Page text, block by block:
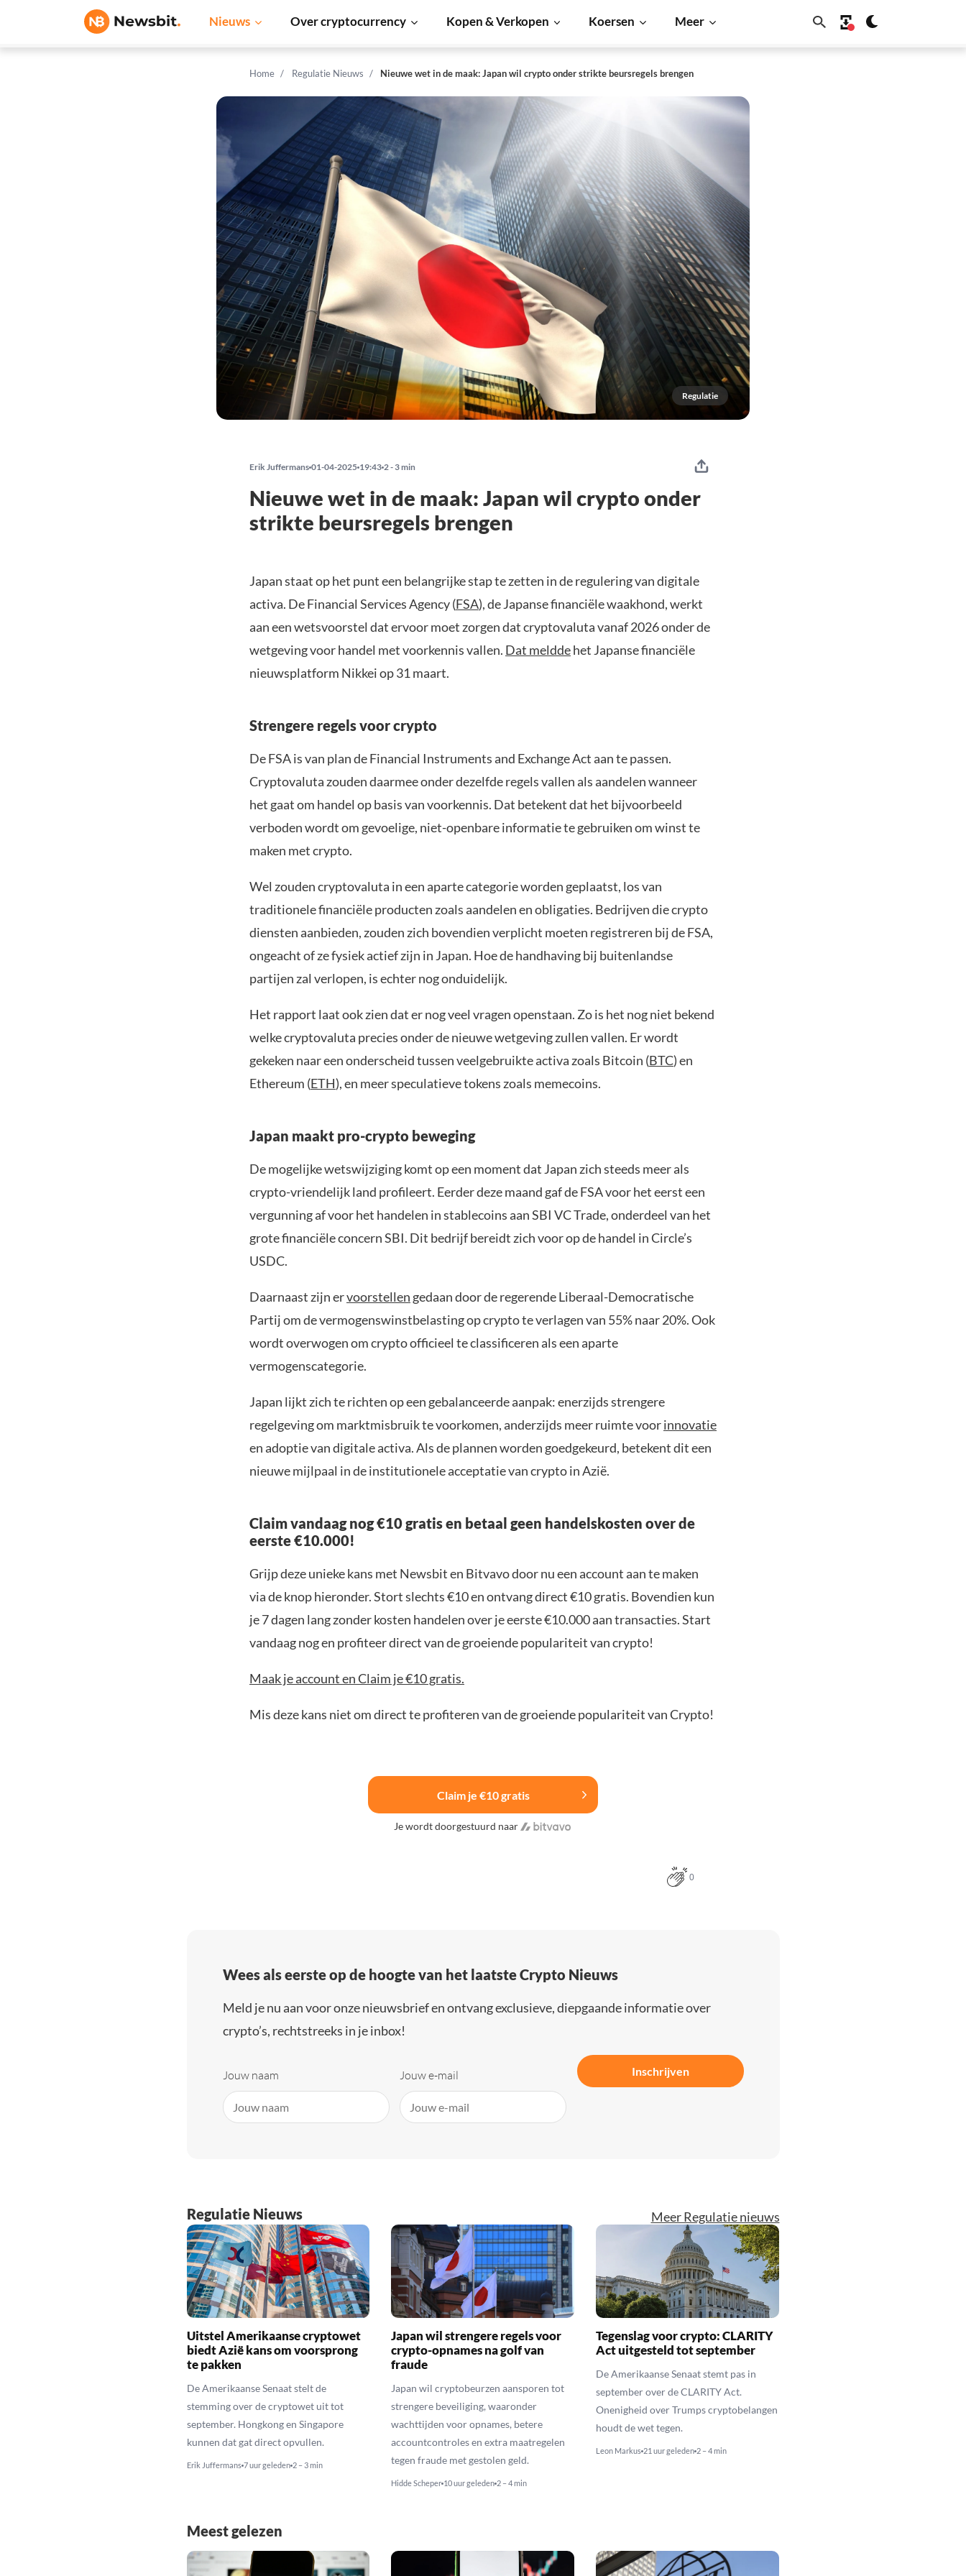
Nieuws Over cryptocurrency Kopen & Verkopen Koersen Meer
Home Regulatie Nieuws Nieuwe wet in de maak: Japan wil crypto onder strikte beursregels brengen
Regulatie
Erik Juffermans 01-04-2025 19:43 2 - 3 min
Nieuwe wet in de maak: Japan wil crypto onder
strikte beursregels brengen
Japan staat op het punt een belangrijke stap te zetten in de regulering van digitale
activa. De Financial Services Agency (FSA), de Japanse financiële waakhond, werkt
aan een wetsvoorstel dat ervoor moet zorgen dat cryptovaluta vanaf 2026 onder de
wetgeving voor handel met voorkennis vallen. Dat melddehet Japanse financiële
nieuwsplatform Nikkei op 31 maart.
Strengere regels voor crypto
De FSA is van plan de Financial Instruments and Exchange Act aan te passen.
Cryptovaluta zouden daarmee onder dezelfde regels vallen als aandelen wanneer
het gaat om handel op basis van voorkennis. Dat betekent dat het bijvoorbeeld
verboden wordt om gevoelige, niet-openbare informatie te gebruiken om winst te
maken met crypto.
Wel zouden cryptovaluta in een aparte categorie worden geplaatst, los van
traditionele financiële producten zoals aandelen en obligaties. Bedrijven die crypto
diensten aanbieden, zouden zich bovendien verplicht moeten registreren bij de FSA,
ongeacht of ze fysiek actief zijn in Japan. Hoe de handhaving bij buitenlandse
partijen zal verlopen, is echter nog onduidelijk.
Het rapport laat ook zien dat er nog veel vragen openstaan. Zo is het nog niet bekend
welke cryptovaluta precies onder de nieuwe wetgeving zullen vallen. Er wordt
gekeken naar een onderscheid tussen veelgebruikte activa zoals Bitcoin (BTC) en
Ethereum (ETH), en meer speculatieve tokens zoals memecoins.
Japan maakt pro-crypto beweging
De mogelijke wetswijziging komt op een moment dat Japan zich steeds meer als
crypto-vriendelijk land profileert. Eerder deze maand gaf de FSA voor het eerst een
vergunning af voor het handelen in stablecoins aan SBI VC Trade, onderdeel van het
grote financiële concern SBI. Dit bedrijf bereidt zich voor op de handel in Circle’s
USDC.
Daarnaast zijn ervoorstellen gedaan door de regerende Liberaal-Democratische
Partij om de vermogenswinstbelasting op crypto te verlagen van 55% naar 20%. Ook
wordt overwogen om crypto officieel te classificeren als een aparte
vermogenscategorie.
Japan lijkt zich te richten op een gebalanceerde aanpak: enerzijds strengere
regelgeving om marktmisbruik te voorkomen, anderzijds meer ruimte voorinnovatie
en adoptie van digitale activa. Als de plannen worden goedgekeurd, betekent dit een
nieuwe mijlpaal in de institutionele acceptatie van crypto in Azië.
Claim vandaag nog €10 gratis en betaal geen handelskosten over de
eerste €10.000!
Grijp deze unieke kans met Newsbit en Bitvavo door nu een account aan te maken
via de knop hieronder. Stort slechts €10 en ontvang direct €10 gratis. Bovendien kun
je 7 dagen lang zonder kosten handelen over je eerste €10.000 aan transacties. Start
vandaag nog en profiteer direct van de groeiende populariteit van crypto!
Maak je account en Claim je €10 gratis.
Mis deze kans niet om direct te profiteren van de groeiende populariteit van Crypto!
Claim je €10 gratis
Je wordt doorgestuurd naar
0
Wees als eerste op de hoogte van het laatste Crypto Nieuws
Meld je nu aan voor onze nieuwsbrief en ontvang exclusieve, diepgaande informatie over
crypto’s, rechtstreeks in je inbox!
Jouw naam Jouw e-mail Inschrijven
Regulatie Nieuws Meer Regulatie nieuws
Uitstel Amerikaanse cryptowet
biedt Azië kans om voorsprong
te pakken
De Amerikaanse Senaat stelt de
stemming over de cryptowet uit tot
september. Hongkong en Singapore
kunnen dat gat direct opvullen.
Erik Juffermans 7 uur geleden 2 – 3 min
Japan wil strengere regels voor
crypto-opnames na golf van
fraude
Japan wil cryptobeurzen aansporen tot
strengere beveiliging, waaronder
wachttijden voor opnames, betere
accountcontroles en extra maatregelen
tegen fraude met gestolen geld.
Hidde Scheper 10 uur geleden 2 – 4 min
Tegenslag voor crypto: CLARITY
Act uitgesteld tot september
De Amerikaanse Senaat stemt pas in
september over de CLARITY Act.
Onenigheid over Trumps cryptobelangen
houdt de wet tegen.
Leon Markus 21 uur geleden 2 – 4 min
Meest gelezen